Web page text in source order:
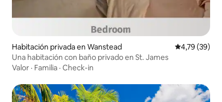
Habitación privada en Wanstead Calificación
4,79 (39)
Una habitación con baño privado en St. James
Valor · Familia · Check-in